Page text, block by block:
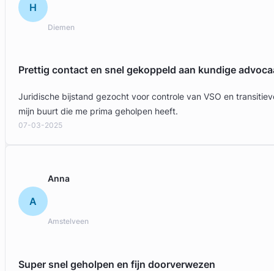
H
Diemen
Prettig contact en snel gekoppeld aan kundige
Juridische bijstand gezocht voor controle van VSO en
mijn buurt die me prima geholpen heeft.
07-03-2025
A
Anna
Amstelveen
Super snel geholpen en fijn doorverwezen